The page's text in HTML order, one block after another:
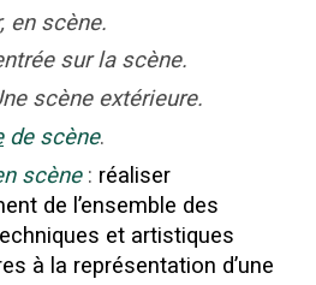
en scène.
sur la scène.
scène extérieure.
de scène.
scène : réaliser
de l’ensemble des
et artistiques
à la représentation d’une